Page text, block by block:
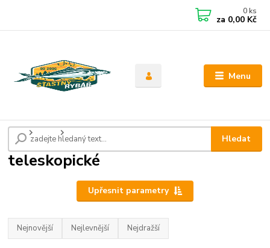
Menu
Hledat
0 ks
za 0,00 Kč
Úvod Pruty teleskopické
teleskopické
Upřesnit parametry
Nejnovější Nejlevnější Nejdražší